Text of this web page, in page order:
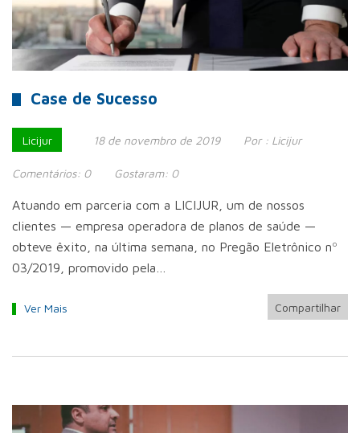
Case de Sucesso
Licijur 18 de novembro de 2019 Por : Licijur
Comentários: 0 Gostaram: 0
Atuando em parceria com a LICIJUR, um de nossos
clientes — empresa operadora de planos de saúde —
obteve êxito, na última semana, no Pregão Eletrônico nº
03/2019, promovido pela…
Ver Mais Compartilhar